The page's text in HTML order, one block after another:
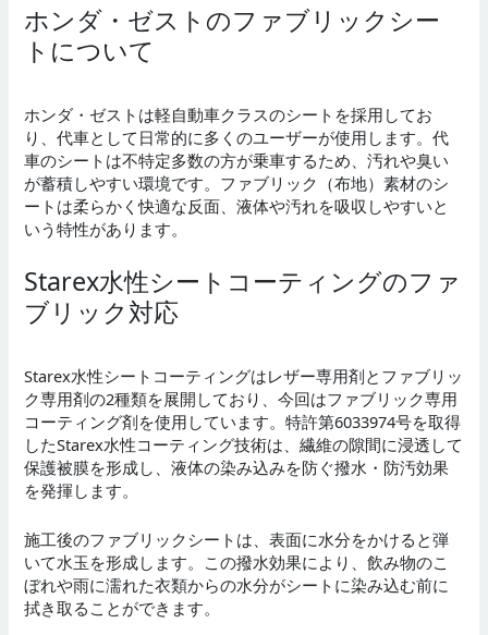
ホンダ・ゼストのファブリックシー
トについて
ホンダ・ゼストは軽自動車クラスのシートを採用してお
り、代車として日常的に多くのユーザーが使用します。代
車のシートは不特定多数の方が乗車するため、汚れや臭い
が蓄積しやすい環境です。ファブリック（布地）素材のシ
ートは柔らかく快適な反面、液体や汚れを吸収しやすいと
いう特性があります。
Starex水性シートコーティングのファ
ブリック対応
Starex水性シートコーティングはレザー専用剤とファブリッ
ク専用剤の2種類を展開しており、今回はファブリック専用
コーティング剤を使用しています。特許第6033974号を取得
したStarex水性コーティング技術は、繊維の隙間に浸透して
保護被膜を形成し、液体の染み込みを防ぐ撥水・防汚効果
を発揮します。
施工後のファブリックシートは、表面に水分をかけると弾
いて水玉を形成します。この撥水効果により、飲み物のこ
ぼれや雨に濡れた衣類からの水分がシートに染み込む前に
拭き取ることができます。